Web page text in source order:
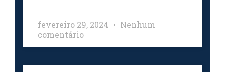
fevereiro 29, 2024
Nenhum
comentário